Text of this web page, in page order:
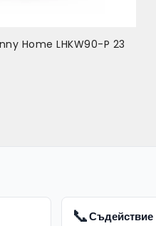
Home LHKW90-P 23
📞Съдействие